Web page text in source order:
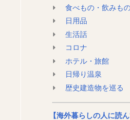
食べもの・飲みも
日用品
生活話
コロナ
ホテル・旅館
日帰り温泉
歴史建造物を巡る
【海外暮らしの人に読